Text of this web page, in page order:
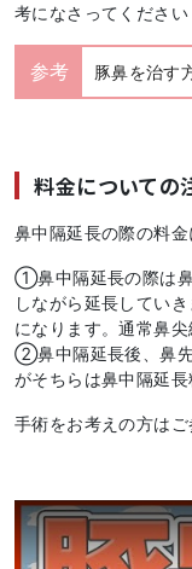
考になさってください
参考 豚鼻を治す
料金についての
鼻中隔延長の際の料金
①鼻中隔延長の際は
しながら延長してい
になります。通常鼻尖
②鼻中隔延長後、鼻
がそちらは鼻中隔延長
手術をお考えの方は